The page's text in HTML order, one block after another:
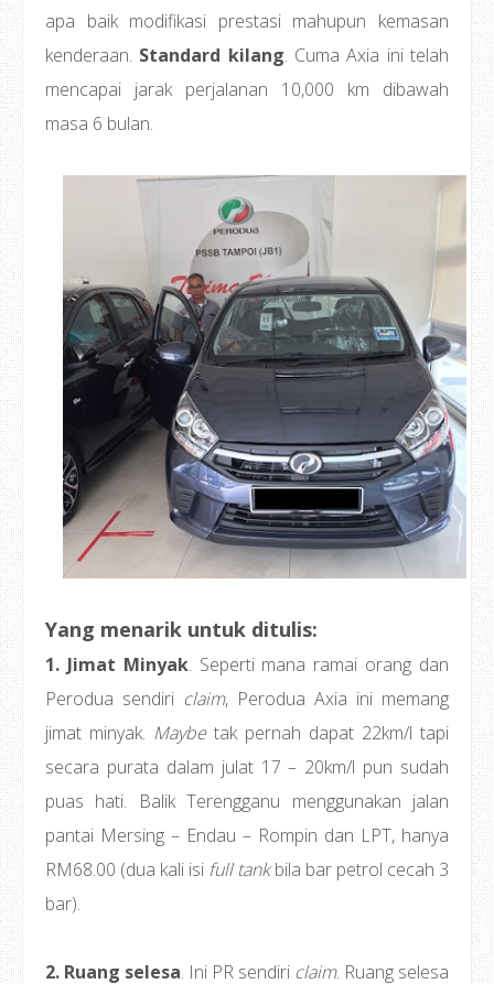
apa baik modifikasi prestasi mahupun kemasan
kenderaan. Standard kilang. Cuma Axia ini telah
mencapai jarak perjalanan 10,000 km dibawah
masa 6 bulan.
Yang menarik untuk ditulis:
1. Jimat Minyak. Seperti mana ramai orang dan
Perodua sendiri claim, Perodua Axia ini memang
jimat minyak. Maybetak pernah dapat 22km/l tapi
secara purata dalam julat 17 – 20km/l pun sudah
puas hati. Balik Terengganu menggunakan jalan
pantai Mersing – Endau – Rompin dan LPT, hanya
RM68.00 (dua kali isi full tankbila bar petrol cecah 3
bar).
2. Ruang selesa. Ini PR sendiri claim. Ruang selesa